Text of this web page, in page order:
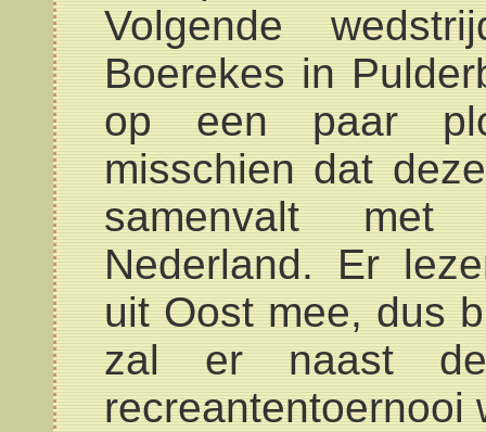
Volgende
Boerekes in
op een paar
misschien dat
samenvalt
Nederland. Er
uit Oost mee, dus
zal er naast
recreantentoernooi